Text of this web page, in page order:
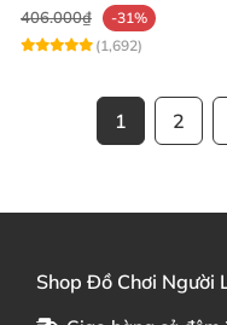
406.000₫
-31%
(1,692)
1 2
Shop Đồ Chơi Người